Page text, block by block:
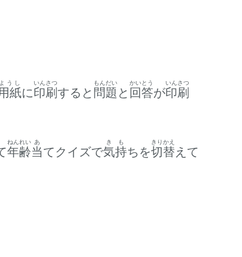
紙
ようし
に印刷
いんさつ
すると 問題
もんだい
と 回答
かいとう
が印刷
いんさつ
年齢
ねんれい
当
あ
てクイズで気持
きも
ちを切替
きりかえ
えて